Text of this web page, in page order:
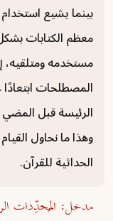
بينما يشيع
معظم الكتابات
مستخدمه ومتلقيه،
المصطلحات
الرئيسة قبل
وهذا ما نحاول
الحداثية للقرآن.
مدخل: المُحدِّدات